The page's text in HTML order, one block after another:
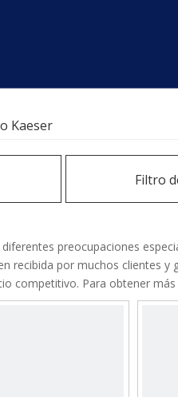
Kaeser
Filtro
preocupaciones
recibida por muchos clientes y
competitivo. Para obtener